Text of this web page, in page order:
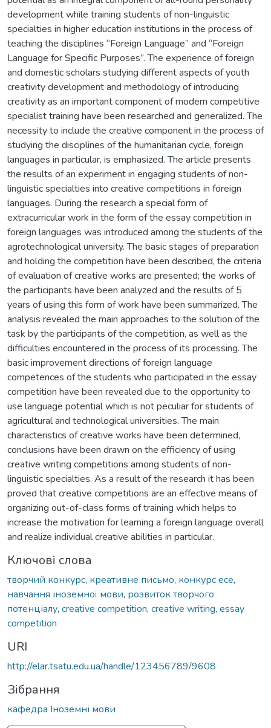
development while training students of non-linguistic
specialties in higher education institutions in the process of
teaching the disciplines “Foreign Language” and “Foreign
Language for Specific Purposes”. The experience of foreign
and domestic scholars studying different aspects of youth
creativity development and methodology of introducing
creativity as an important component of modern competitive
specialist training have been researched and generalized. The
necessity to include the creative component in the process of
studying the disciplines of the humanitarian cycle, foreign
languages in particular, is emphasized. The article presents
the results of an experiment in engaging students of non-
linguistic specialties into creative competitions in foreign
languages. During the research a special form of
extracurricular work in the form of the essay competition in
foreign languages was introduced among the students of the
agrotechnological university. The basic stages of preparation
and holding the competition have been described, the criteria
of evaluation of creative works are presented; the works of
the participants have been analyzed and the results of 5
years of using this form of work have been summarized. The
analysis revealed the main approaches to the solution of the
task by the participants of the competition, as well as the
difficulties encountered in the process of its processing. The
basic improvement directions of foreign language
competences of the students who participated in the essay
competition have been revealed due to the opportunity to
use language potential which is not peculiar for students of
agricultural and technological universities. The main
characteristics of creative works have been determined,
conclusions have been drawn on the efficiency of using
creative writing competitions among students of non-
linguistic specialties. As a result of the research it has been
proved that creative competitions are an effective means of
organizing out-of-class forms of training which helps to
increase the motivation for learning a foreign language overall
and realize individual creative abilities in particular.
Ключові слова
творчий конкурс, креативне письмо, конкурс есе,
навчання іноземної мови, розвиток творчого
потенціалу, creative competition, creative writing, essay
competition
URI
http://elar.tsatu.edu.ua/handle/123456789/9608
Зібрання
кафедра Іноземні мови